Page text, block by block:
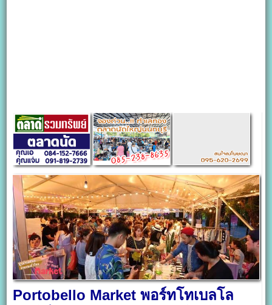
Portobello Market พอร์ทโทเบลโล